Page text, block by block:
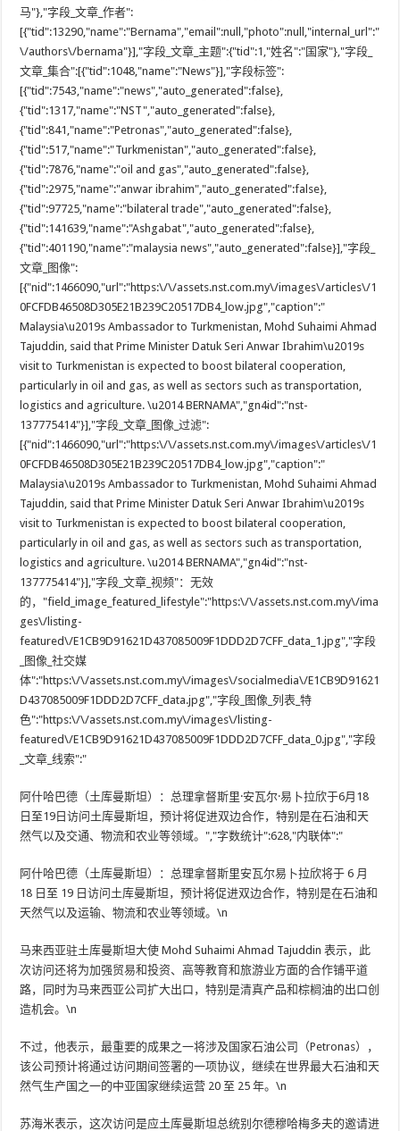
马"},"字段_文章_作者":
[{"tid":13290,"name":"Bernama","email":null,"photo":null,"internal_url":"
\/authors\/bernama"}],"字段_文章_主题":{"tid":1,"姓名":"国家"},"字段_
文章_集合":[{"tid":1048,"name":"News"}],"字段标签":
[{"tid":7543,"name":"news","auto_generated":false},
{"tid":1317,"name":"NST","auto_generated":false},
{"tid":841,"name":"Petronas","auto_generated":false},
{"tid":517,"name":"Turkmenistan","auto_generated":false},
{"tid":7876,"name":"oil and gas","auto_generated":false},
{"tid":2975,"name":"anwar ibrahim","auto_generated":false},
{"tid":97725,"name":"bilateral trade","auto_generated":false},
{"tid":141639,"name":"Ashgabat","auto_generated":false},
{"tid":401190,"name":"malaysia news","auto_generated":false}],"字段_
文章_图像":
[{"nid":1466090,"url":"https:\/\/assets.nst.com.my\/images\/articles\/1
0FCFDB46508D305E21B239C20517DB4_low.jpg","caption":"
Malaysia\u2019s Ambassador to Turkmenistan, Mohd Suhaimi Ahmad
Tajuddin, said that Prime Minister Datuk Seri Anwar Ibrahim\u2019s
visit to Turkmenistan is expected to boost bilateral cooperation,
particularly in oil and gas, as well as sectors such as transportation,
logistics and agriculture. \u2014 BERNAMA","gn4id":"nst-
137775414"}],"字段_文章_图像_过滤":
[{"nid":1466090,"url":"https:\/\/assets.nst.com.my\/images\/articles\/1
0FCFDB46508D305E21B239C20517DB4_low.jpg","caption":"
Malaysia\u2019s Ambassador to Turkmenistan, Mohd Suhaimi Ahmad
Tajuddin, said that Prime Minister Datuk Seri Anwar Ibrahim\u2019s
visit to Turkmenistan is expected to boost bilateral cooperation,
particularly in oil and gas, as well as sectors such as transportation,
logistics and agriculture. \u2014 BERNAMA","gn4id":"nst-
137775414"}],"字段_文章_视频"：无效
的，"field_image_featured_lifestyle":"https:\/\/assets.nst.com.my\/ima
ges\/listing-
featured\/E1CB9D91621D437085009F1DDD2D7CFF_data_1.jpg","字段
_图像_社交媒
体":"https:\/\/assets.nst.com.my\/images\/socialmedia\/E1CB9D91621
D437085009F1DDD2D7CFF_data.jpg","字段_图像_列表_特
色":"https:\/\/assets.nst.com.my\/images\/listing-
featured\/E1CB9D91621D437085009F1DDD2D7CFF_data_0.jpg","字段
_文章_线索":"
阿什哈巴德（土库曼斯坦）：总理拿督斯里·安瓦尔·易卜拉欣于6月18
日至19日访问土库曼斯坦，预计将促进双边合作，特别是在石油和天
然气以及交通、物流和农业等领域。","字数统计":628,"内联体":"
阿什哈巴德（土库曼斯坦）：总理拿督斯里安瓦尔易卜拉欣将于 6 月
18 日至 19 日访问土库曼斯坦，预计将促进双边合作，特别是在石油和
天然气以及运输、物流和农业等领域。\n
马来西亚驻土库曼斯坦大使 Mohd Suhaimi Ahmad Tajuddin 表示，此
次访问还将为加强贸易和投资、高等教育和旅游业方面的合作铺平道
路，同时为马来西亚公司扩大出口，特别是清真产品和棕榈油的出口创
造机会。\n
不过，他表示，最重要的成果之一将涉及国家石油公司（Petronas），
该公司预计将通过访问期间签署的一项协议，继续在世界最大石油和天
然气生产国之一的中亚国家继续运营 20 至 25 年。\n
苏海米表示，这次访问是应土库曼斯坦总统别尔德穆哈梅多夫的邀请进